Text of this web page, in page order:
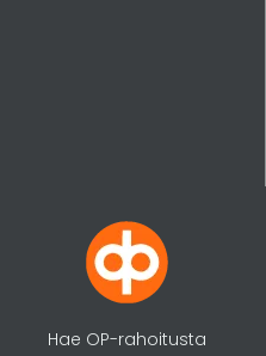
Hae OP-rahoitusta